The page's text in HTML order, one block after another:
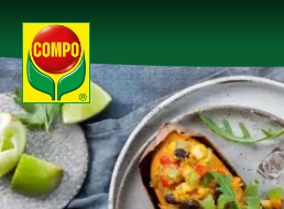
Produits